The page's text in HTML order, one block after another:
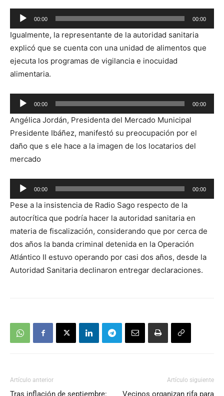
Reproductor
de
audio
00:00 00:00
Igualmente, la representante de la autoridad sanitaria
explicó que se cuenta con una unidad de alimentos que
ejecuta los programas de vigilancia e inocuidad
alimentaria.
Reproductor
de
audio
00:00 00:00
Angélica Jordán, Presidenta del Mercado Municipal
Presidente Ibáñez, manifestó su preocupación por el
daño que s ele hace a la imagen de los locatarios del
mercado
Reproductor
de
audio
00:00 00:00
Pese a la insistencia de Radio Sago respecto de la
autocrítica que podría hacer la autoridad sanitaria en
materia de fiscalización, considerando que por cerca de
dos años la banda criminal detenida en la Operación
Atlántico II estuvo operando por casi dos años, desde la
Autoridad Sanitaria declinaron entregar declaraciones.
Artículo anterior
Tras inflación de septiembre:
Artículo siguiente
Vecinos organizan rifa para